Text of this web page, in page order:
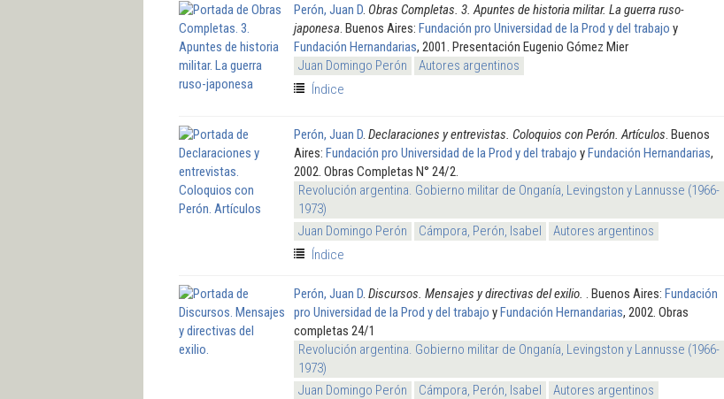
Perón, Juan D. Obras Completas. 3. Apuntes de historia militar. La guerra ruso-
japonesa. Buenos Aires: Fundación pro Universidad de la Prod y del trabajo y
Fundación Hernandarias, 2001. Presentación Eugenio Gómez Mier
Juan Domingo Perón
Autores argentinos
Índice
Perón, Juan D. Declaraciones y entrevistas. Coloquios con Perón. Artículos. Buenos
Aires: Fundación pro Universidad de la Prod y del trabajo yFundación Hernandarias,
2002. Obras Completas N° 24/2.
Revolución argentina. Gobierno militar de Onganía, Levingston y Lannusse (1966-
1973)
Juan Domingo Perón
Cámpora, Perón, Isabel
Autores argentinos
Índice
Perón, Juan D. Discursos. Mensajes y directivas del exilio. . Buenos Aires: Fundación
pro Universidad de la Prod y del trabajo yFundación Hernandarias, 2002. Obras
completas 24/1
Revolución argentina. Gobierno militar de Onganía, Levingston y Lannusse (1966-
1973)
Juan Domingo Perón
Cámpora, Perón, Isabel
Autores argentinos